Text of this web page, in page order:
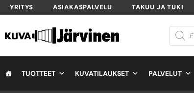
YRITYS ASIAKASPALVELU TAKUU JA TUKI
TUOTTEET KUVATILAUKSET PALVELUT